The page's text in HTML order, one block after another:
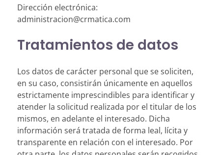
Dirección electrónica:
administracion@crmatica.com
Tratamientos de datos
Los datos de carácter personal que se soliciten,
en su caso, consistirán únicamente en aquellos
estrictamente imprescindibles para identificar y
atender la solicitud realizada por el titular de los
mismos, en adelante el interesado. Dicha
información será tratada de forma leal, lícita y
transparente en relación con el interesado. Por